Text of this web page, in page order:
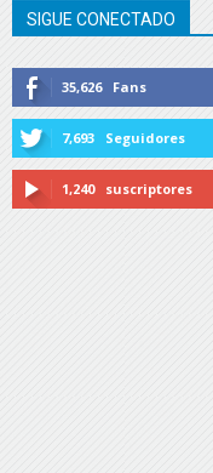
SIGUE CONECTADO
35,626 Fans
7,693 Seguidores
1,240 suscriptores